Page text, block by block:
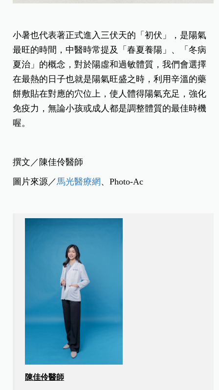
小暑也代表著正式進入三伏天的「初伏」，是陽氣
最旺的時間，中醫時常提及「春夏養陽」、「冬病
夏治」的概念，對於陽虛和過敏體質，我們會選擇
在最熱的日子也就是陽氣旺盛之時，利用辛溫的藥
餅敷貼在對應的穴位上，使人體得陽氣充足，強化
免疫力，無論小孩或成人都是調整體質的最佳時機
喔。
撰文／陳佳伶醫師
圖片來源／ 馬光醫療網、Photo-Ac
陳佳伶醫師